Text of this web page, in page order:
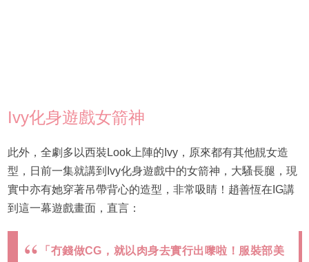
Ivy化身遊戲女箭神
此外，全劇多以西裝Look上陣的Ivy，原來都有其他靚女造
型，日前一集就講到Ivy化身遊戲中的女箭神，大騷長腿，現
實中亦有她穿著吊帶背心的造型，非常吸睛！趙善恆在IG講
到這一幕遊戲畫面，直言：
「冇錢做CG，就以肉身去實行出嚟啦！服裝部美